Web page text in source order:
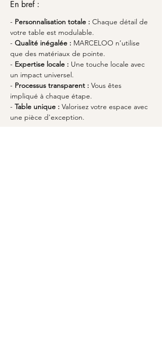
En bref :
- Personnalisation totale : Chaque détail de
votre table est modulable.
- Qualité inégalée : MARCELOO n’utilise
que des matériaux de pointe.
- Expertise locale : Une touche locale avec
un impact universel.
- Processus transparent : Vous êtes
impliqué à chaque étape.
- Table unique : Valorisez votre espace avec
une pièce d'exception.